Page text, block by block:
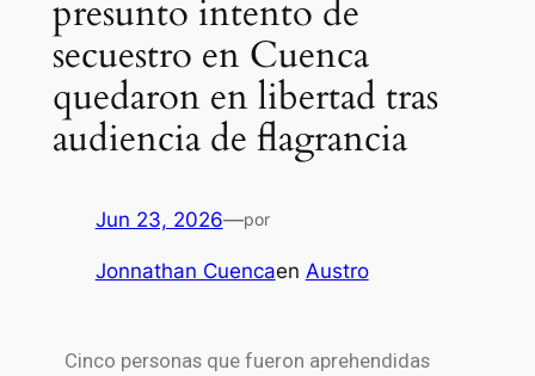
presunto intento de
secuestro en Cuenca
quedaron en libertad tras
audiencia de flagrancia
Jun 23, 2026—por
Jonnathan Cuencaen Austro
Cinco personas que fueron aprehendidas